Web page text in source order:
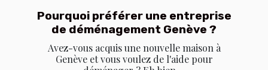
Pourquoi préférer une entreprise
de déménagement Genève ?
Avez-vous acquis une nouvelle maison à
Genève et vous voulez de l'aide pour